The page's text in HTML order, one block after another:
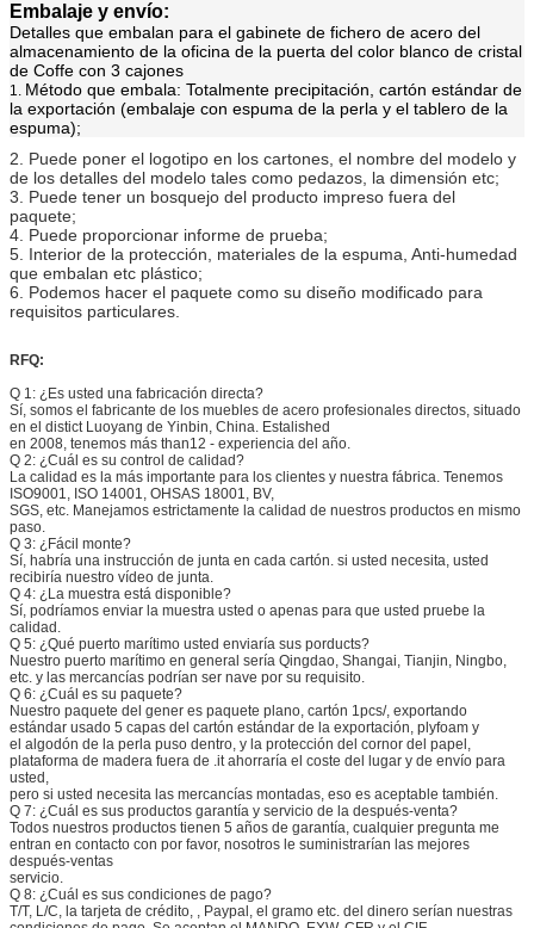
Embalaje y envío:
Detalles que embalan para el gabinete de fichero de acero del
almacenamiento de la oficina de la puerta del color blanco de cristal
de Coffe con 3 cajones
1. Método que embala: Totalmente precipitación, cartón estándar de
la exportación (embalaje con espuma de la perla y el tablero de la
espuma);
2. Puede poner el logotipo en los cartones, el nombre del modelo y
de los detalles del modelo tales como pedazos, la dimensión etc;
3. Puede tener un bosquejo del producto impreso fuera del
paquete;
4. Puede proporcionar informe de prueba;
5. Interior de la protección, materiales de la espuma, Anti-humedad
que embalan etc plástico;
6. Podemos hacer el paquete como su diseño modificado para
requisitos particulares.
RFQ:
Q 1: ¿Es usted una fabricación directa?
Sí, somos el fabricante de los muebles de acero profesionales directos, situado
en el distict Luoyang de Yinbin, China. Estalished
en 2008, tenemos más than12 - experiencia del año.
Q 2: ¿Cuál es su control de calidad?
La calidad es la más importante para los clientes y nuestra fábrica. Tenemos
ISO9001, ISO 14001, OHSAS 18001, BV,
SGS, etc. Manejamos estrictamente la calidad de nuestros productos en mismo
paso.
Q 3: ¿Fácil monte?
Sí, habría una instrucción de junta en cada cartón. si usted necesita, usted
recibiría nuestro vídeo de junta.
Q 4: ¿La muestra está disponible?
Sí, podríamos enviar la muestra usted o apenas para que usted pruebe la
calidad.
Q 5: ¿Qué puerto marítimo usted enviaría sus porducts?
Nuestro puerto marítimo en general sería Qingdao, Shangai, Tianjin, Ningbo,
etc. y las mercancías podrían ser nave por su requisito.
Q 6: ¿Cuál es su paquete?
Nuestro paquete del gener es paquete plano, cartón 1pcs/, exportando
estándar usado 5 capas del cartón estándar de la exportación, plyfoam y
el algodón de la perla puso dentro, y la protección del cornor del papel,
plataforma de madera fuera de .it ahorraría el coste del lugar y de envío para
usted,
pero si usted necesita las mercancías montadas, eso es aceptable también.
Q 7: ¿Cuál es sus productos garantía y servicio de la después-venta?
Todos nuestros productos tienen 5 años de garantía, cualquier pregunta me
entran en contacto con por favor, nosotros le suministrarían las mejores
después-ventas
servicio.
Q 8: ¿Cuál es sus condiciones de pago?
T/T, L/C, la tarjeta de crédito, , Paypal, el gramo etc. del dinero serían nuestras